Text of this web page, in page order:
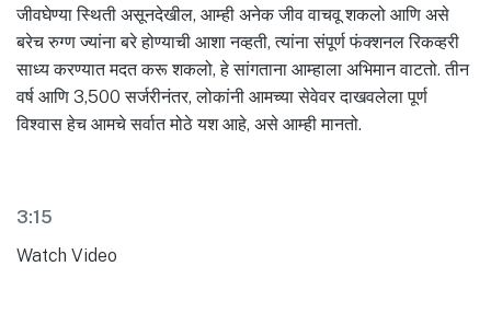
जीवघेण्या स्थिती असूनदेखील, आम्ही अनेक जीव वाचवू शकलो आणि असे
बरेच रुग्ण ज्यांना बरे होण्याची आशा नव्हती, त्यांना संपूर्ण फंक्शनल रिकव्हरी
साध्य करण्यात मदत करू शकलो, हे सांगताना आम्हाला अभिमान वाटतो. तीन
वर्ष आणि 3,500 सर्जरीनंतर, लोकांनी आमच्या सेवेवर दाखवलेला पूर्ण
विश्वास हेच आमचे सर्वात मोठे यश आहे, असे आम्ही मानतो.
3:15
Watch Video